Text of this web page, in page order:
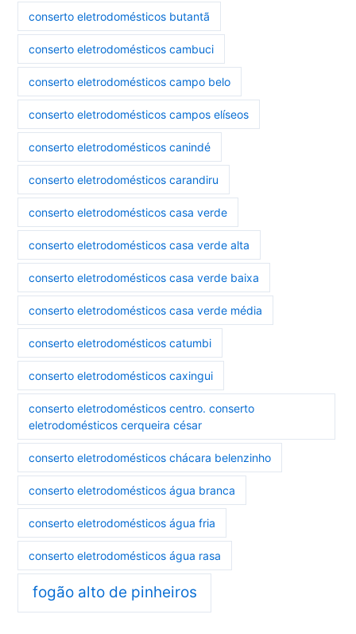
conserto eletrodomésticos butantã
conserto eletrodomésticos cambuci
conserto eletrodomésticos campo belo
conserto eletrodomésticos campos elíseos
conserto eletrodomésticos canindé
conserto eletrodomésticos carandiru
conserto eletrodomésticos casa verde
conserto eletrodomésticos casa verde alta
conserto eletrodomésticos casa verde baixa
conserto eletrodomésticos casa verde média
conserto eletrodomésticos catumbi
conserto eletrodomésticos caxingui
conserto eletrodomésticos centro. conserto
eletrodomésticos cerqueira césar
conserto eletrodomésticos chácara belenzinho
conserto eletrodomésticos água branca
conserto eletrodomésticos água fria
conserto eletrodomésticos água rasa
fogão alto de pinheiros